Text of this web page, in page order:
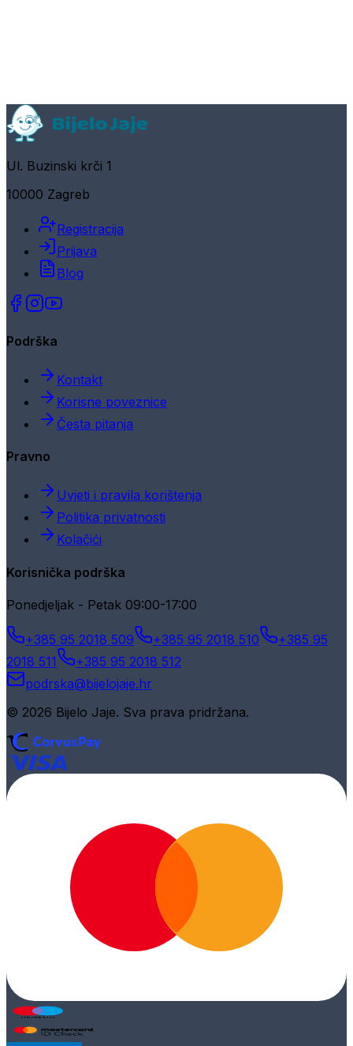
Ul. Buzinski krči 1
10000 Zagreb
Registracija
Prijava
Blog
Podrška
Kontakt
Korisne poveznice
Česta pitanja
Pravno
Uvjeti i pravila korištenja
Politika privatnosti
Kolačići
Korisnička podrška
Ponedjeljak - Petak 09:00-17:00
+385 95 2018 509 +385 95 2018 510
+385 95
2018 511
+385 95 2018 512
podrska@bijelojaje.hr
© 2026 Bijelo Jaje. Sva prava pridržana.